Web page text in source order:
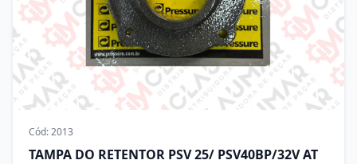
Cód:2013
TAMPA DO RETENTOR PSV 25/ PSV40BP/32V AT